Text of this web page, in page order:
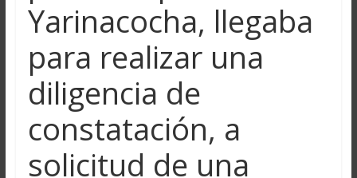
Yarinacocha, llegaba
para realizar una
diligencia de
constatación, a
solicitud de una